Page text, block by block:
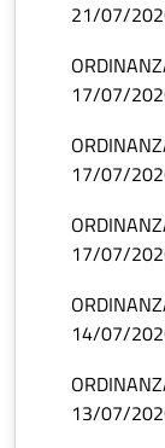
21/07/
17/07/
17/07/
17/07/
14/07/
13/07/